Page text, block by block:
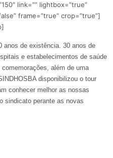
link=”” lightbox=”true”
frame=”true” crop=”true”]
anos de existência. 30 anos de
e estabelecimentos de saúde
além de uma
disponibilizou o tour
conhecer melhor as nossas
sindicato perante as novas